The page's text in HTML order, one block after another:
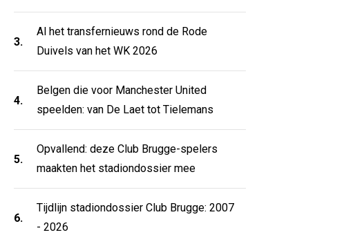
3.
Al het transfernieuws rond de Rode
Duivels van het WK 2026
4.
Belgen die voor Manchester United
speelden: van De Laet tot Tielemans
5.
Opvallend: deze Club Brugge-spelers
maakten het stadiondossier mee
6.
Tijdlijn stadiondossier Club Brugge: 2007
- 2026